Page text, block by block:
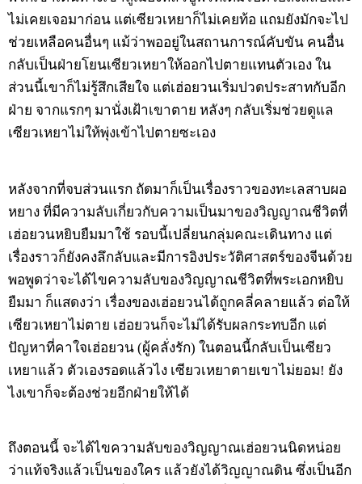
ไม่เคยเจอมาก่อน แต่เซียวเหยาก็ไม่เคยท้อ แถมยังมักจะไป
ช่วยเหลือคนอื่นๆ แม้ว่าพออยู่ในสถานการณ์คับขัน คนอื่น
กลับเป็นฝ่ายโยนเซียวเหยาให้ออกไปตายแทนตัวเอง ใน
ส่วนนี้เขาก็ไม่รู้สึกเสียใจ แต่เฮ่อยวนเริ่มปวดประสาทกับอีก
ฝ่าย จากแรกๆ มานั่งเฝ้าเขาตาย หลังๆ กลับเริ่มช่วยดูแล
เซียวเหยาไม่ให้พุ่งเข้าไปตายซะเอง
หลังจากที่จบส่วนแรก ถัดมาก็เป็นเรื่องราวของทะเลสาบผอ
หยาง ที่มีความลับเกี่ยวกับความเป็นมาของวิญญาณชีวิตที่
เฮ่อยวนหยิบยืมมาใช้ รอบนี้เปลี่ยนกลุ่มคณะเดินทาง แต่
เรื่องราวก็ยังคงลึกลับและมีการอิงประวัติศาสตร์ของจีนด้วย
พอพูดว่าจะได้ไขความลับของวิญญาณชีวิตที่พระเอกหยิบ
ยืมมา ก็แสดงว่า เรื่องของเฮ่อยวนได้ถูกคลี่คลายแล้ว ต่อให้
เซียวเหยาไม่ตาย เฮ่อยวนก็จะไม่ได้รับผลกระทบอีก แต่
ปัญหาที่คาใจเฮ่อยวน (ผู้คลั่งรัก) ในตอนนี้กลับเป็นเซียว
เหยาแล้ว ตัวเองรอดแล้วไง เซียวเหยาตายเขาไม่ยอม! ยัง
ไงเขาก็จะต้องช่วยอีกฝ่ายให้ได้
ถึงตอนนี้ จะได้ไขความลับของวิญญาณเฮ่อยวนนิดหน่อย
ว่าแท้จริงแล้วเป็นของใคร แล้วยังได้วิญญาณดิน ซึ่งเป็นอีก